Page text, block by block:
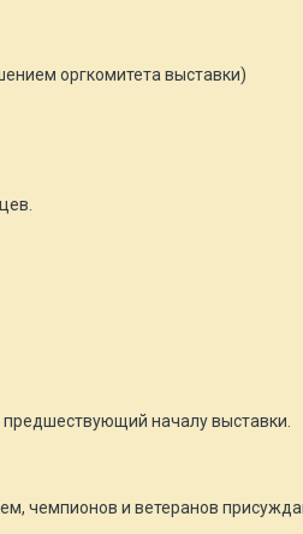
оргкомитета выставки)
началу выставки.
чемпионов и ветеранов